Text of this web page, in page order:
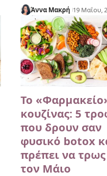
Άννα Μακρή 19 Μαΐου,
Το
κουζίνας: 5
που δρουν σαν
φυσικό botox
πρέπει να
τον Μάιο